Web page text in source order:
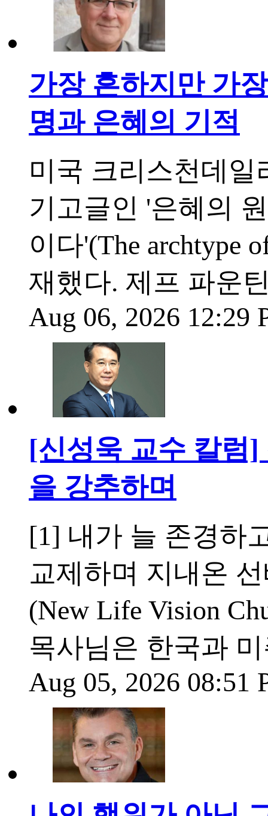
가장 흔하지만 가
명과 은혜의 기적
미국 크리스천데
기고글인 '은혜의
이다'(The archtype
재했다. 제프 파운
Aug 06, 2026 12:29
[신성욱 교수 칼럼]
을 강추하며
[1] 내가 늘 존경하
교제하며 지내온
(New Life Vision
목사님은 한국과
Aug 05, 2026 08:51